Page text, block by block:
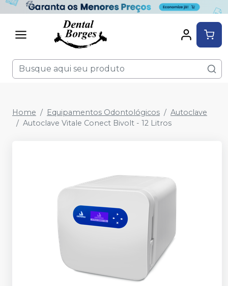
Home Equipamentos Odontológicos
Autoclave
Autoclave Vitale Conect Bivolt - 12 Litros